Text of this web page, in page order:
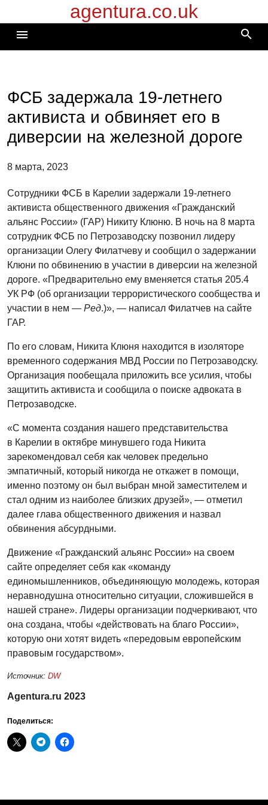
к
содержимому
agentura.co.uk
menu search
ФСБ задержала 19-летнего
активиста и обвиняет его в
диверсии на железной дороге
8 марта, 2023
Сотрудники ФСБ в Карелии задержали 19-летнего
активиста общественного движения «Гражданский
альянс России» (ГАР) Никиту Клюню. В ночь на 8 марта
сотрудник ФСБ по Петрозаводску позвонил лидеру
организации Олегу Филатчеву и сообщил о задержании
Клюни по обвинению в участии в диверсии на железной
дороге. «Предварительно ему вменяется статья 205.4
УК РФ (об организации террористического сообщества и
участии в нем — Ред.)», — написал Филатчев на сайте
ГАР.
По его словам, Никита Клюня находится в изоляторе
временного содержания МВД России по Петрозаводску.
Организация пообещала приложить все усилия, чтобы
защитить активиста и сообщила о поиске адвоката в
Петрозаводске.
«С момента создания нашего представительства
в Карелии в октябре минувшего года Никита
зарекомендовал себя как человек предельно
эмпатичный, который никогда не откажет в помощи,
именно поэтому он был выбран мной заместителем и
стал одним из наиболее близких друзей», — отметил
далее глава общественного движения и назвал
обвинения абсурдными.
Движение «Гражданский альянс России» на своем
сайте определяет себя как «команду
единомышленников, объединяющую молодежь, которая
неравнодушна относительно ситуации, сложившейся в
нашей стране». Лидеры организации подчеркивают, что
она создана, чтобы «действовать на благо России»,
которую они хотят видеть «передовым европейским
правовым государством».
Источник: DW
Agentura.ru 2023
Поделиться: